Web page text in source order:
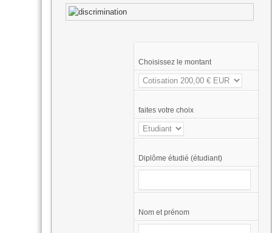
Choisissez le montant
faites votre choix
Diplôme étudié (étudiant)
Nom et prénom